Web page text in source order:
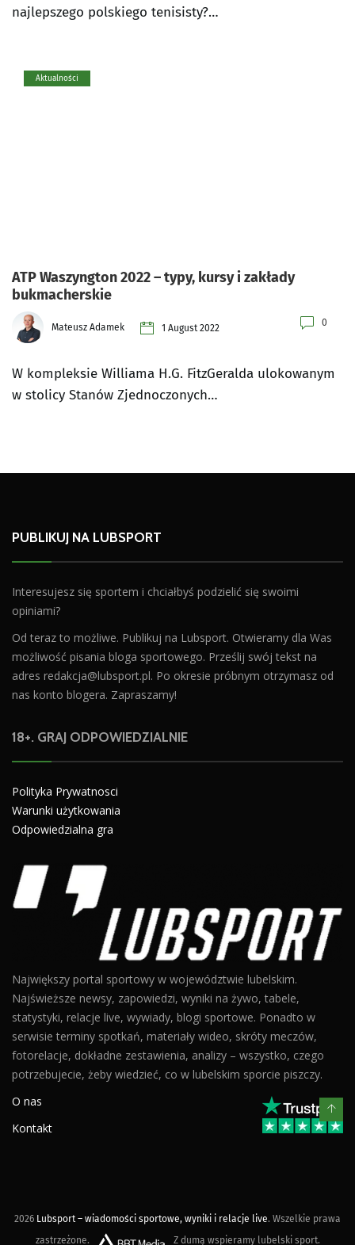
najlepszego polskiego tenisisty?…
Aktualności
ATP Waszyngton 2022 – typy, kursy i zakłady
bukmacherskie
Mateusz Adamek 1 August 2022 0
W kompleksie Williama H.G. FitzGeralda ulokowanym
w stolicy Stanów Zjednoczonych…
PUBLIKUJ NA LUBSPORT
Interesujesz się sportem i chciałbyś podzielić się swoimi
opiniami?
Od teraz to możliwe. Publikuj na Lubsport. Otwieramy dla Was
możliwość pisania bloga sportowego. Prześlij swój tekst na
adres redakcja@lubsport.pl. Po okresie próbnym otrzymasz od
nas konto blogera. Zapraszamy!
18+. GRAJ ODPOWIEDZIALNIE
Polityka Prywatnosci
Warunki użytkowania
Odpowiedzialna gra
Największy portal sportowy w województwie lubelskim.
Najświeższe newsy, zapowiedzi, wyniki na żywo, tabele,
statystyki, relacje live, wywiady, blogi sportowe. Ponadto w
serwisie terminy spotkań, materiały wideo, skróty meczów,
fotorelacje, dokładne zestawienia, analizy – wszystko, czego
potrzebujecie, żeby wiedzieć, co w lubelskim sporcie piszczy.
O nas
Kontakt
2026 Lubsport – wiadomości sportowe, wyniki i relacje live. Wszelkie prawa
zastrzeżone.
Z dumą wspieramy lubelski sport.